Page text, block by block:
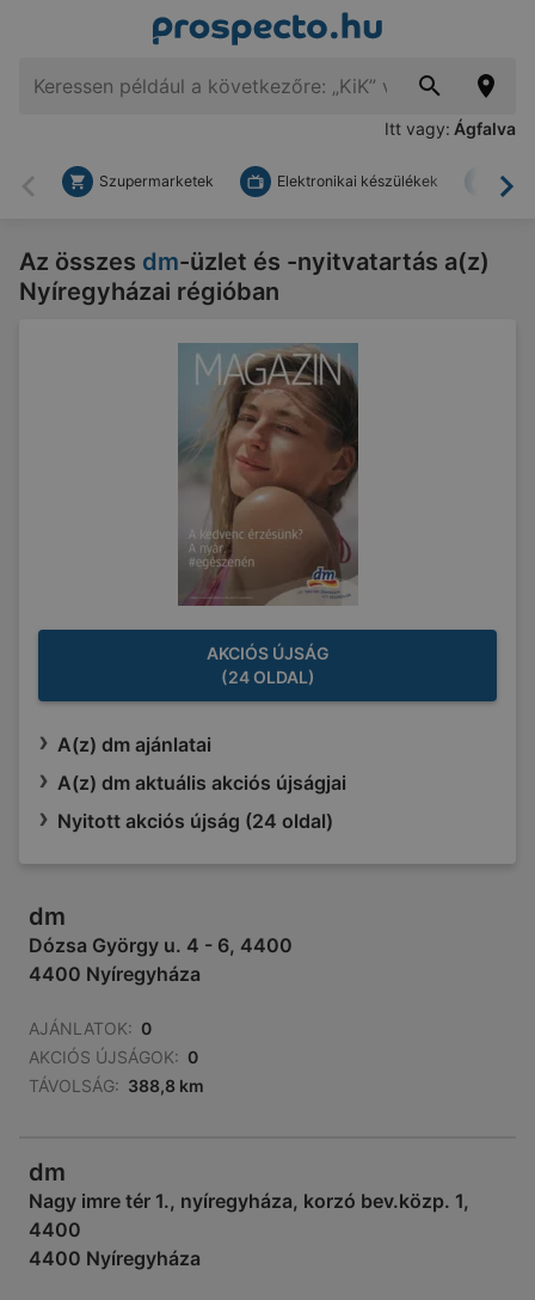
Itt vagy: Ágfalva
Vissza
Szupermarketek Elektronikai készülékek
Az összes dm-üzlet és -nyitvatartás a(z)
Nyíregyházai régióban
AKCIÓS ÚJSÁG
(24 OLDAL)
A(z) dm ajánlatai
A(z) dm aktuális akciós újságjai
Nyitott akciós újság (24 oldal)
dm
Dózsa György u. 4 - 6, 4400
4400 Nyíregyháza
AJÁNLATOK: 0
AKCIÓS ÚJSÁGOK: 0
TÁVOLSÁG: 388,8 km
dm
Nagy imre tér 1., nyíregyháza, korzó bev.közp. 1,
4400
4400 Nyíregyháza